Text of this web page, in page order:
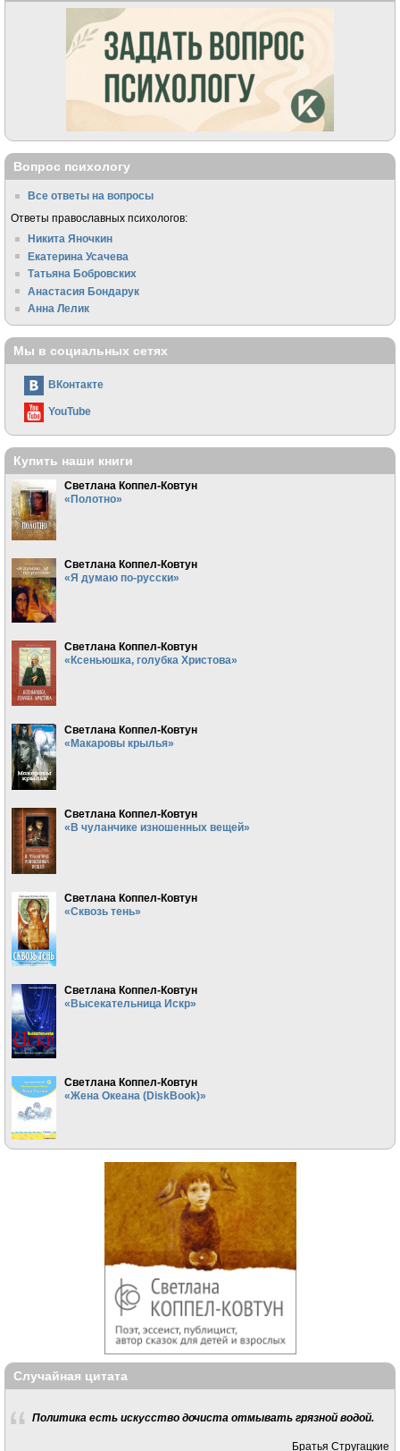
Вопрос психологу
Все ответы на вопросы
Ответы православных психологов:
Никита Яночкин
Екатерина Усачева
Татьяна Бобровских
Анастасия Бондарук
Анна Лелик
Мы в социальных сетях
ВКонтакте
YouTube
Купить наши книги
Светлана Коппел-Ковтун
«Полотно»
Светлана Коппел-Ковтун
«Я думаю по-русски»
Светлана Коппел-Ковтун
«Ксеньюшка, голубка Христова»
Светлана Коппел-Ковтун
«Макаровы крылья»
Светлана Коппел-Ковтун
«В чуланчике изношенных вещей»
Светлана Коппел-Ковтун
«Сквозь тень»
Светлана Коппел-Ковтун
«Высекательница Искр»
Светлана Коппел-Ковтун
«Жена Океана (DiskBook)»
Случайная цитата
Политика есть искусство дочиста отмывать грязной водой.
Братья Стругацкие